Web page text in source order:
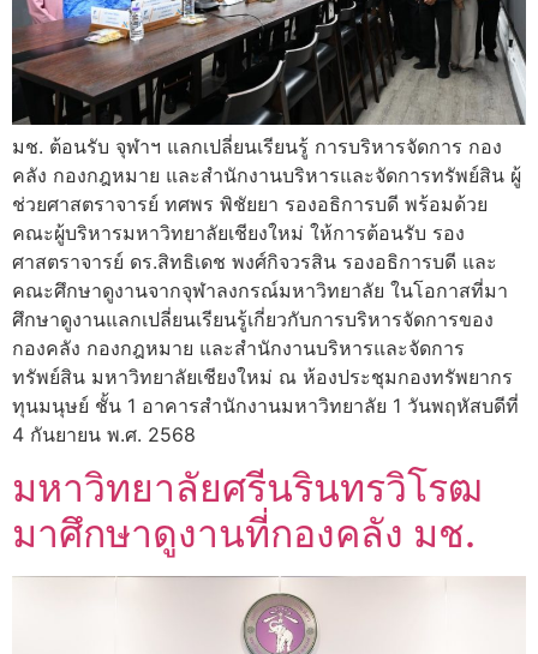
มช. ต้อนรับ จุฬาฯ แลกเปลี่ยนเรียนรู้ การบริหารจัดการ กอง
คลัง กองกฎหมาย และสำนักงานบริหารและจัดการทรัพย์สิน ผู้
ช่วยศาสตราจารย์ ทศพร พิชัยยา รองอธิการบดี พร้อมด้วย
คณะผู้บริหารมหาวิทยาลัยเชียงใหม่ ให้การต้อนรับ รอง
ศาสตราจารย์ ดร.สิทธิเดช พงศ์กิจวรสิน รองอธิการบดี และ
คณะศึกษาดูงานจากจุฬาลงกรณ์มหาวิทยาลัย ในโอกาสที่มา
ศึกษาดูงานแลกเปลี่ยนเรียนรู้เกี่ยวกับการบริหารจัดการของ
กองคลัง กองกฎหมาย และสำนักงานบริหารและจัดการ
ทรัพย์สิน มหาวิทยาลัยเชียงใหม่ ณ ห้องประชุมกองทรัพยากร
ทุนมนุษย์ ชั้น 1 อาคารสำนักงานมหาวิทยาลัย 1 วันพฤหัสบดีที่
4 กันยายน พ.ศ. 2568
มหาวิทยาลัยศรีนรินทรวิโรฒ
มาศึกษาดูงานที่กองคลัง มช.